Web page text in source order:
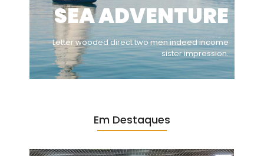
SEA ADVENTURE
Letter wooded direct two men indeed income
sister impression.
Em Destaques